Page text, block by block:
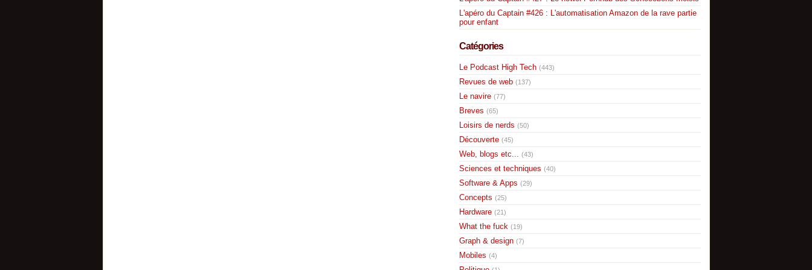
L'apéro du Captain #426 : L'automatisation Amazon de la rave partie
pour enfant
Catégories
Le Podcast High Tech (443)
Revues de web (137)
Le navire (77)
Breves (65)
Loisirs de nerds (50)
Découverte (45)
Web, blogs etc... (43)
Sciences et techniques (40)
Software & Apps (29)
Concepts (25)
Hardware (21)
What the fuck (19)
Graph & design (7)
Mobiles (4)